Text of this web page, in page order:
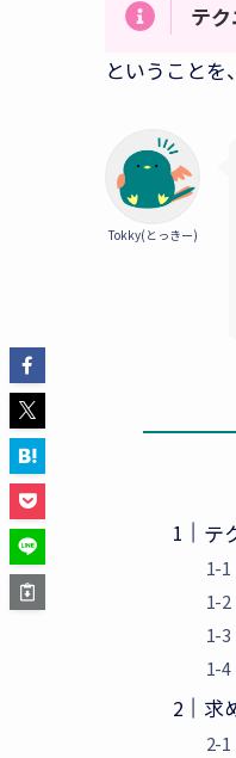
テ
ということを
Tokky(とっきー)
テ
求